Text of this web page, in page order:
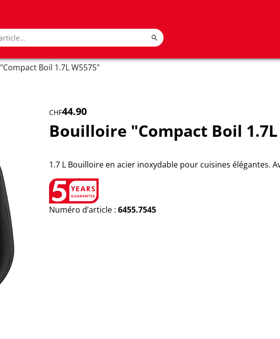
Boil 1.7L W5575"
CHF44.90
Bouilloire "Compact Boil 1.7L
1.7 L Bouilloire en acier inoxydable pour cuisines élégantes.
Numéro d’article : 6455.7545